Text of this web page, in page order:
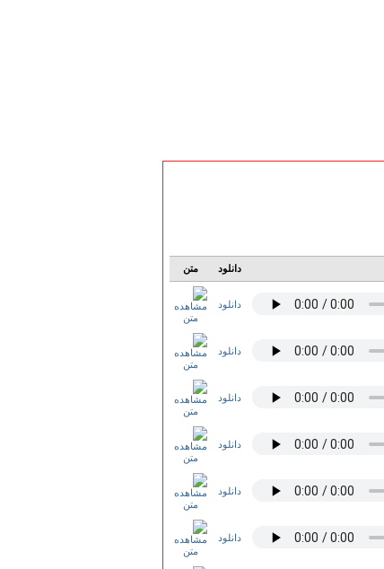
دانلود متن
دانلود
دانلود
دانلود
دانلود
دانلود
دانلود